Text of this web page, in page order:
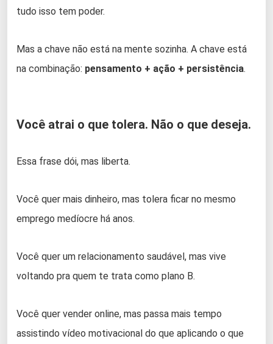
tudo isso tem poder.
Mas a chave não está na mente sozinha. A chave está
na combinação: pensamento + ação + persistência.
Você atrai o que tolera. Não o que deseja.
Essa frase dói, mas liberta.
Você quer mais dinheiro, mas tolera ficar no mesmo
emprego medíocre há anos.
Você quer um relacionamento saudável, mas vive
voltando pra quem te trata como plano B.
Você quer vender online, mas passa mais tempo
assistindo vídeo motivacional do que aplicando o que